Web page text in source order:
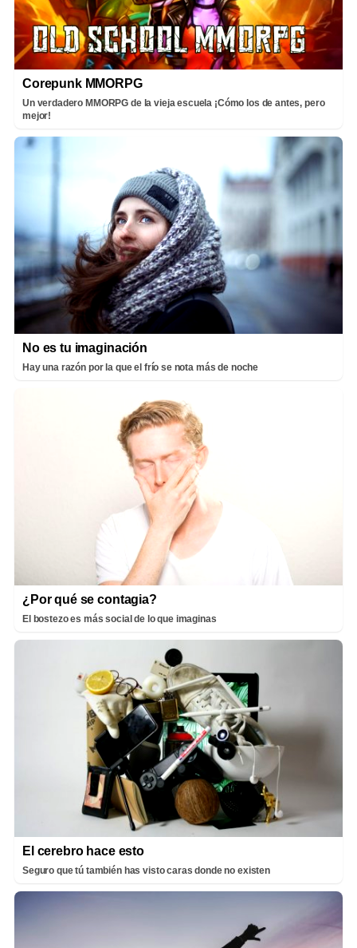
Corepunk MMORPG
Un verdadero MMORPG de la vieja escuela ¡Cómo los de antes, pero
mejor!
No es tu imaginación
Hay una razón por la que el frío se nota más de noche
¿Por qué se contagia?
El bostezo es más social de lo que imaginas
El cerebro hace esto
Seguro que tú también has visto caras donde no existen